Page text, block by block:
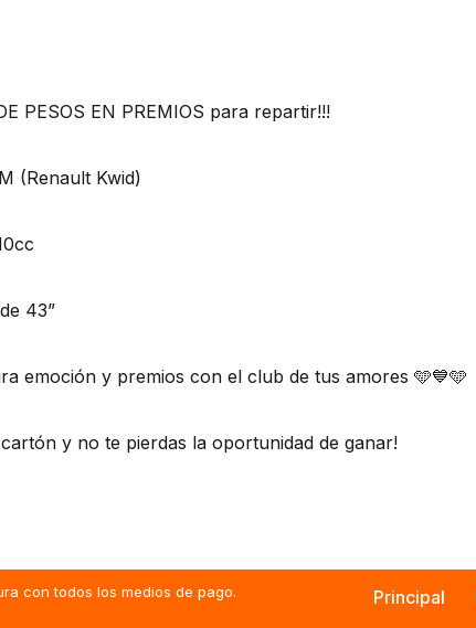
PESOS EN PREMIOS para repartir!!!
(Renault Kwid)
43”
emoción y premios con el club de tus amores 🩵💙🩵
y no te pierdas la oportunidad de ganar!
con todos los medios de pago. Principal